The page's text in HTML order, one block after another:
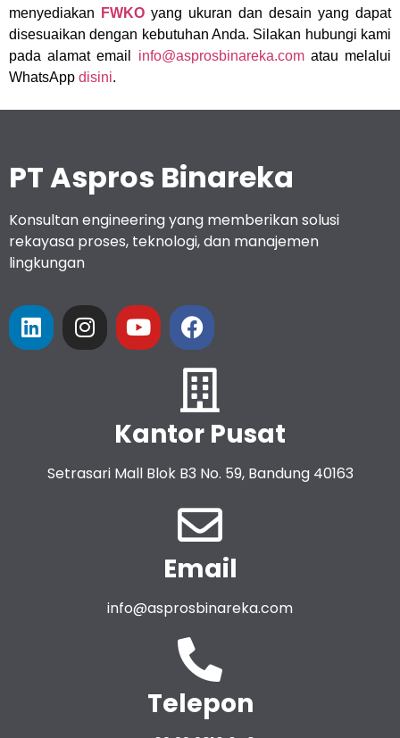
menyediakan
FWKO yang ukuran dan desain yang dapat
disesuaikan dengan kebutuhan Anda. Silakan hubungi kami
pada alamat email info@asprosbinareka.comatau melalui
WhatsApp disini.
PT Aspros Binareka
Konsultan engineering yang memberikan solusi
rekayasa proses, teknologi, dan manajemen
lingkungan
Kantor Pusat
Setrasari Mall Blok B3 No. 59, Bandung 40163
Email
info@asprosbinareka.com
Telepon